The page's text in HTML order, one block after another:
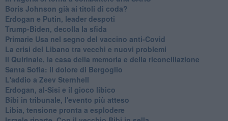
Boris Johnson già ai titoli di coda?
Erdogan e Putin, leader despoti
Trump-Biden, decolla la sfida
Primarie Usa nel segno del vaccino anti-Covid
La crisi del Libano tra vecchi e nuovi problemi
Il Quirinale, la casa della memoria e della riconciliazione
Santa Sofia: il dolore di Bergoglio
L'addio a ​Zeev Sternhell
Erdogan, al-Sisi e il gioco libico
Bibi in tribunale, l'evento più atteso
Libia, tensione pronta a esplodere